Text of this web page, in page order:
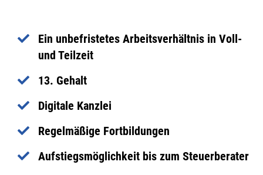
Ein unbefristetes Arbeitsverhältnis in Voll-
und Teilzeit
13. Gehalt
Digitale Kanzlei
Regelmäßige Fortbildungen
Aufstiegsmöglichkeit bis zum Steuerberater